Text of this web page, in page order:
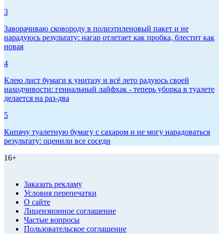
3
Заворачиваю сковороду в полиэтиленовый пакет и не
нарадуюсь результату: нагар отлетает как пробка, блестит как
новая
4
Клею лист бумаги к унитазу и всё лето радуюсь своей
находчивости: гениальный лайфхак - теперь уборка в туалете
делается на раз-два
5
Кипячу туалетную бумагу с сахаром и не могу нарадоваться
результату: оценили все соседи
16+
Заказать рекламу
Условия перепечатки
О сайте
Лицензионное соглашение
Частые вопросы
Пользовательское соглашение